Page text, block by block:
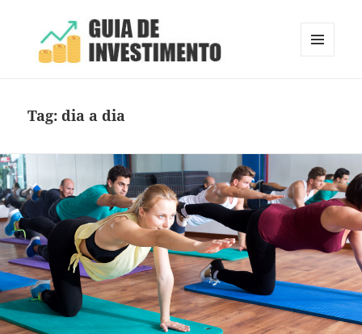
Tag:dia a dia